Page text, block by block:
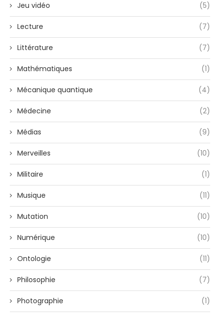
Jeu vidéo (5)
Lecture (7)
Littérature (7)
Mathématiques (1)
Mécanique quantique (4)
Médecine (2)
Médias (9)
Merveilles (10)
Militaire (1)
Musique (11)
Mutation (10)
Numérique (10)
Ontologie (11)
Philosophie (7)
Photographie (1)